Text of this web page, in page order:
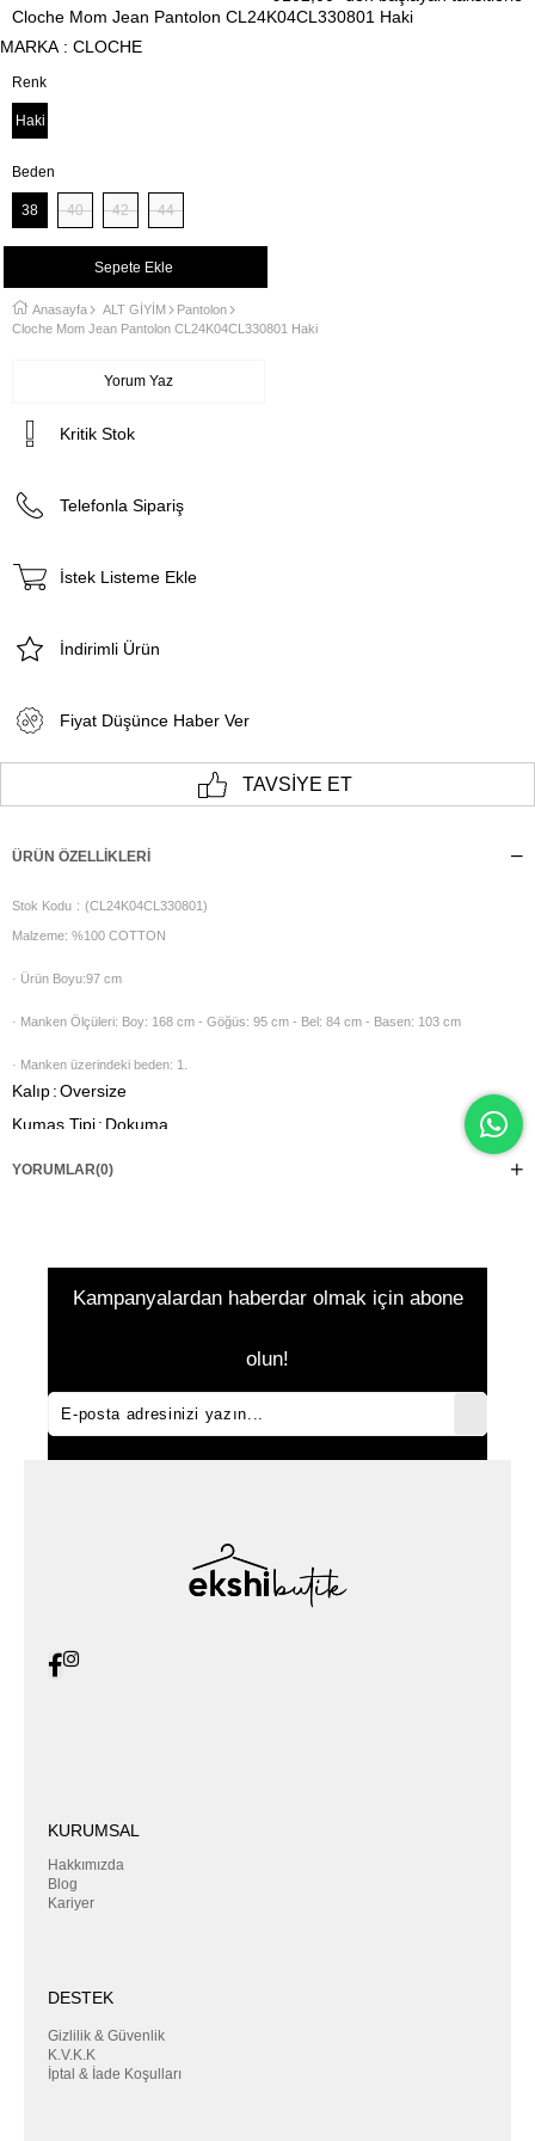
Cloche Mom Jean Pantolon CL24K04CL330801 Haki
MARKA : CLOCHE
Renk
Haki
Beden
38 40 42 44
Anasayfa ALT GİYİM
Pantolon
Cloche Mom Jean Pantolon CL24K04CL330801 Haki
Yorum Yaz
Kritik Stok
Telefonla Sipariş
İstek Listeme Ekle
İndirimli Ürün
Fiyat Düşünce Haber Ver
TAVSIYE ET
ÜRÜN ÖZELLIKLERI
Stok Kodu (CL24K04CL330801)
Malzeme: %100 COTTON
· Ürün Boyu:97 cm
· Manken Ölçüleri: Boy: 168 cm - Göğüs: 95 cm - Bel: 84 cm - Basen: 103 cm
· Manken üzerindeki beden: 1.
Kalıp Oversize
Kumaş Tipi Dokuma
YORUMLAR(0)
Kampanyalardan haberdar olmak için abone
olun!
KURUMSAL
Hakkımızda
Blog
Kariyer
DESTEK
Gizlilik & Güvenlik
K.V.K.K
İptal & İade Koşulları